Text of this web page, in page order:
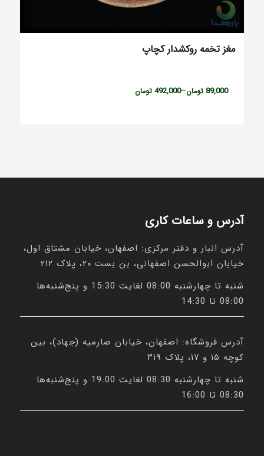
مغز تخمه روکشدار کچاپ
492,000 تومان – 89,000 تومان
Price
آدرس و ساعات کاری
آدرس انبار و دفتر مرکزی: اصفهان، خیابان مشتاق اول،
خیابان ابوالحسن اصفهانی، بن بست ۲۰، پلاک ۲۱۲
شنبه تا چهارشنبه 08:00 لغایت 15:30 و پنج‌شنبه‌ها
08:00 تا 14:30
آدرس فروشگاه: اصفهان، خیابان صارمیه (جهاد)، بین
کوچه ۱۵ و ۱۷، پلاک ۳۱۹
شنبه تا چهارشنبه 08:30 لغایت 19:00 و پنج‌شنبه‌ها
08:30 تا 16:00